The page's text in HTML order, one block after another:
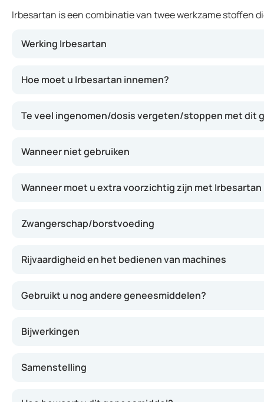
Irbesartan is een combinatie van twee werkzame stoffen
Werking Irbesartan
Hoe moet u Irbesartan innemen?
Te veel ingenomen/dosis vergeten/stoppen met dit
Wanneer niet gebruiken
Wanneer moet u extra voorzichtig zijn met Irbesartan
Zwangerschap/borstvoeding
Rijvaardigheid en het bedienen van machines
Gebruikt u nog andere geneesmiddelen?
Bijwerkingen
Samenstelling